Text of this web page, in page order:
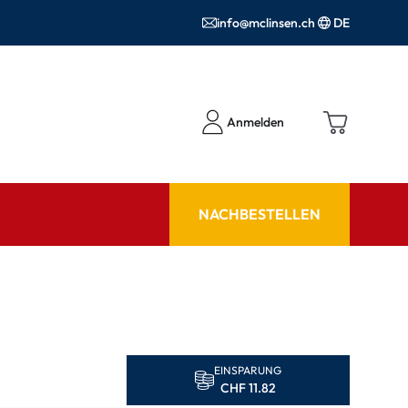
info@mclinsen.ch DE
Anmelden
NACHBESTELLEN
EINSPARUNG
CHF 11.82